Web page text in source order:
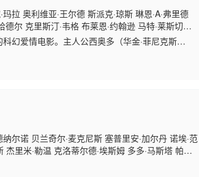
拉 奥利维亚·王尔德 斯派克·琼斯 琳恩·A·弗里德
德尔 克里斯汀·韦格 布莱恩·约翰逊 马特·莱斯切
娅·道布尔戴 斯蒂芬妮·索科琳斯基 布莱恩·考克
·戴维 香农·爱德华兹 阿莉娅·珍妮 仁·库恩 菲奥娜
罗伊兰
幻爱情电影。主人公西奥多（华金·菲尼克斯
，能写出最感人肺腑的信件。他刚结束与妻子凯
碎的阴影。 一次偶然机会让他接触到最新的人工
Johansson 声）拥有迷人的声线，温柔体贴而又
尔诺 贝兰奇尔·麦克尼斯 塞普里安·加尔丹 诺埃·范
里米·勒温 克洛蒂尔德·埃斯姆 多多·马斯塔 帕特
利安 Akache Busiah Cédric Le Maoût